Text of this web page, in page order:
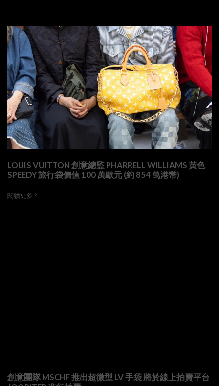
LOUIS VUITTON 創意總監 PHARRELL WILLIAMS 黃色
SPEEDY 旅行袋價值 100 萬歐元 (約 854 萬港幣)
閱讀更多
創意團隊 MSCHF 推出超微型 LV 手袋 將於線上拍賣平台